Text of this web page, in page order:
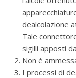
dealcolazione
Tale
sigilli apposti
Non è
I processi di